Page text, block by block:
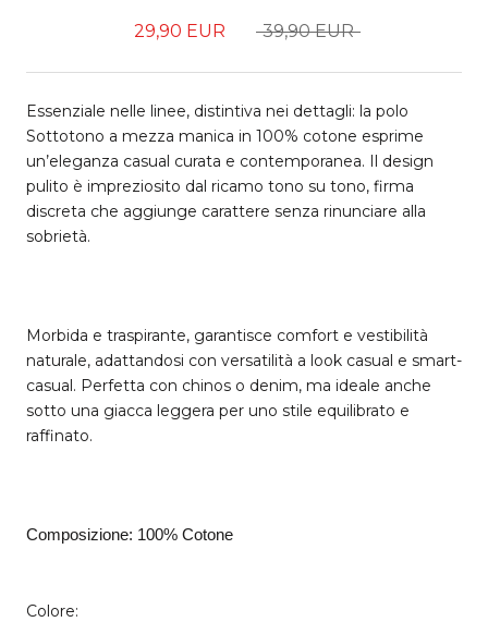
29,90 EUR 39,90 EUR
Essenziale nelle linee, distintiva nei dettagli: la polo
Sottotono a mezza manica in 100% cotone esprime
un’eleganza casual curata e contemporanea. Il design
pulito è impreziosito dal ricamo tono su tono, firma
discreta che aggiunge carattere senza rinunciare alla
sobrietà.
Morbida e traspirante, garantisce comfort e vestibilità
naturale, adattandosi con versatilità a look casual e smart-
casual. Perfetta con chinos o denim, ma ideale anche
sotto una giacca leggera per uno stile equilibrato e
raffinato.
Composizione: 100% Cotone
Colore: